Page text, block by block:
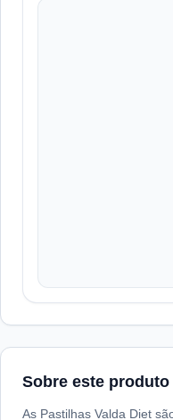
Sobre este produto
As Pastilhas Valda Diet